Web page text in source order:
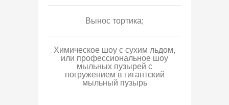
Вынос тортика;
Химическое шоу с сухим льдом,
или профессиональное шоу
мыльных пузырей с
погружением в гигантский
мыльный пузырь